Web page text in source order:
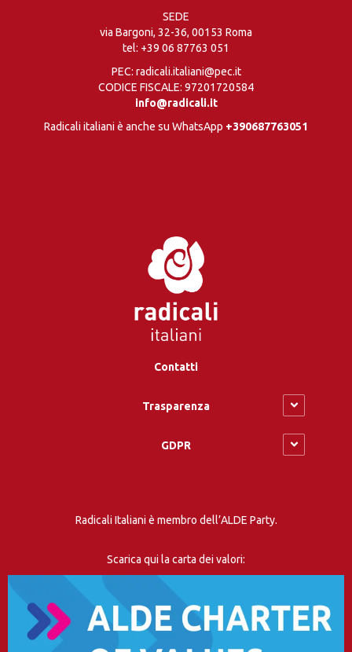
SEDE
via Bargoni, 32-36, 00153 Roma
tel: +39 06 87763 051
PEC: radicali.italiani@pec.it
CODICE FISCALE: 97201720584
info@radicali.it
Radicali italiani è anche su WhatsApp +390687763051
Contatti
Trasparenza
GDPR
Radicali Italiani è membro dell’ALDE Party.
Scarica qui la carta dei valori: